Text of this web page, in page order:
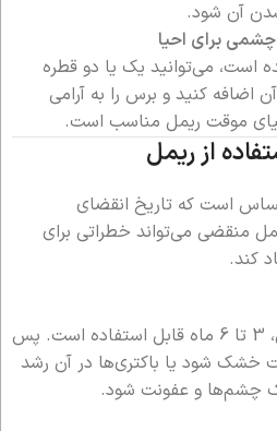
آن شود.
برای احیا
می‌توانید یک یا دو قطره
کنید و برس را به آرامی
موقت ریمل مناسب است.
از ریمل
است که تاریخ انقضای
منقضی می‌تواند خطراتی برای
کند.
ریمل معمولاً پس از باز شدن، 3 تا 6 ماه قابل استفاده است. پس
خشک شود یا باکتری‌ها در آن رشد
چشم‌ها و عفونت شود.